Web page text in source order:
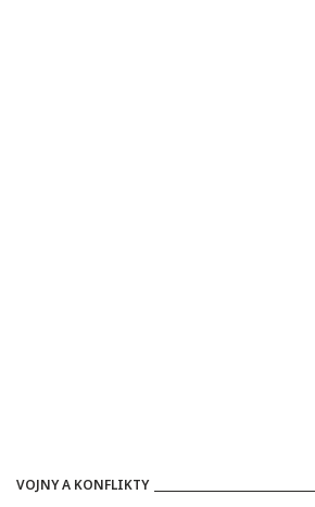
VOJNY A KONFLIKTY